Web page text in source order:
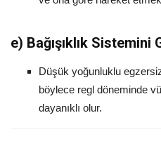
e) Bağışıklık Sistemini
Düşük yoğunluklu
böylece regl döneminde
dayanıklı olur.